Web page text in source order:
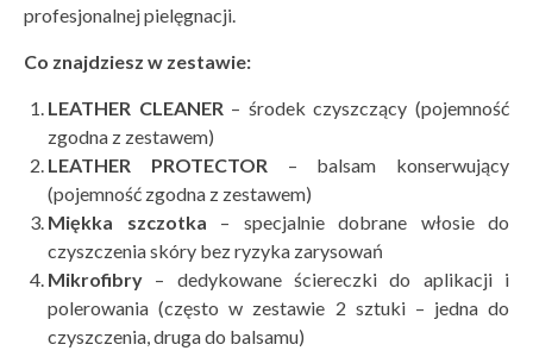
profesjonalnej pielęgnacji.
Co znajdziesz w zestawie:
LEATHER CLEANER – środek czyszczący (pojemność
zgodna z zestawem)
LEATHER PROTECTOR – balsam konserwujący
(pojemność zgodna z zestawem)
Miękka szczotka – specjalnie dobrane włosie do
czyszczenia skóry bez ryzyka zarysowań
Mikrofibry – dedykowane ściereczki do aplikacji i
polerowania (często w zestawie 2 sztuki – jedna do
czyszczenia, druga do balsamu)